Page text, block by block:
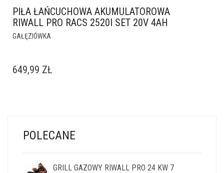
PIŁA ŁAŃCUCHOWA AKUMULATOROWA
RIWALL PRO RACS 2520I SET 20V 4AH
GAŁĘZIÓWKA
649,99 ZŁ
POLECANE
GRILL GAZOWY RIWALL PRO 24 KW 7